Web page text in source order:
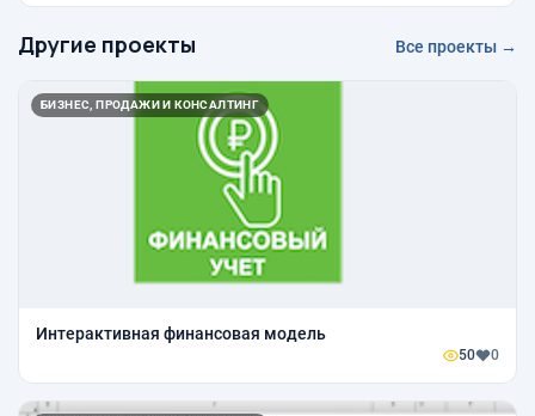
Другие проекты Все проекты →
БИЗНЕС, ПРОДАЖИ И КОНСАЛТИНГ
Интерактивная финансовая модель
50 0